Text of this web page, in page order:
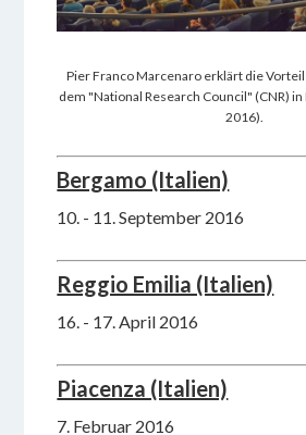
Pier Franco Marcenaro erklärt die
dem "National Research Council" (CNR)
2016).
Bergamo (Italien)
10. - 11. September 2016
Reggio Emilia (Italien)
16. - 17. April 2016
Piacenza (Italien)
7. Februar 2016